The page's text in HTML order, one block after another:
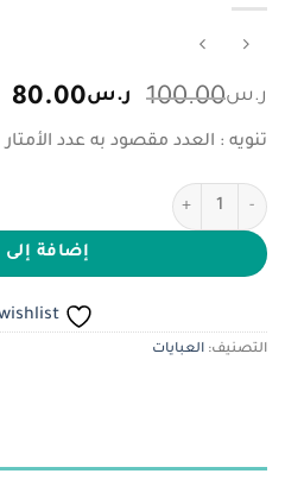
ر.س100.00 السعر
الأصلي
هو:
ر.س80.00
تنويه : العدد مقصود به عدد الأمتار
كمية كريب جوري ياباني
إضافة
التصنيف: العبايات